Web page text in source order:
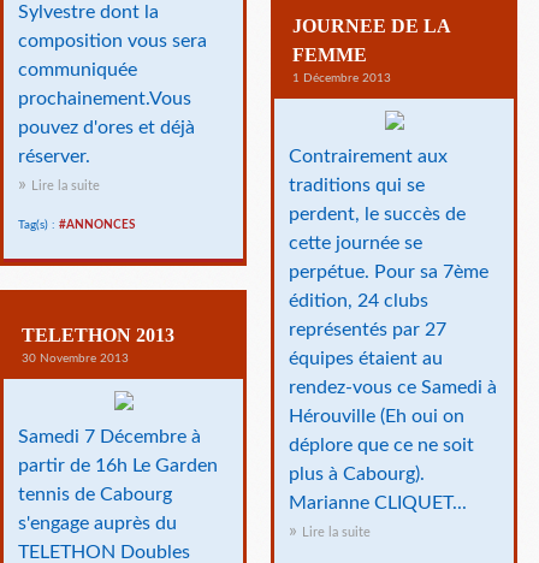
Sylvestre dont la
composition vous sera
communiquée
prochainement.Vous
pouvez d'ores et déjà
réserver.
Lire la suite
Tag(s) : #ANNONCES
JOURNEE DE LA
FEMME
1 Décembre 2013
Contrairement aux
traditions qui se
perdent, le succès de
cette journée se
perpétue. Pour sa 7ème
édition, 24 clubs
représentés par 27
équipes étaient au
rendez-vous ce Samedi à
Hérouville (Eh oui on
déplore que ce ne soit
plus à Cabourg).
Marianne CLIQUET...
Lire la suite
TELETHON 2013
30 Novembre 2013
Samedi 7 Décembre à
partir de 16h Le Garden
tennis de Cabourg
s'engage auprès du
TELETHON Doubles